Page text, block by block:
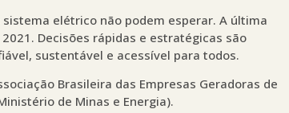
elétrico não podem esperar. A última
Decisões rápidas e estratégicas são
sustentável e acessível para todos.
Brasileira das Empresas Geradoras de
de Minas e Energia).